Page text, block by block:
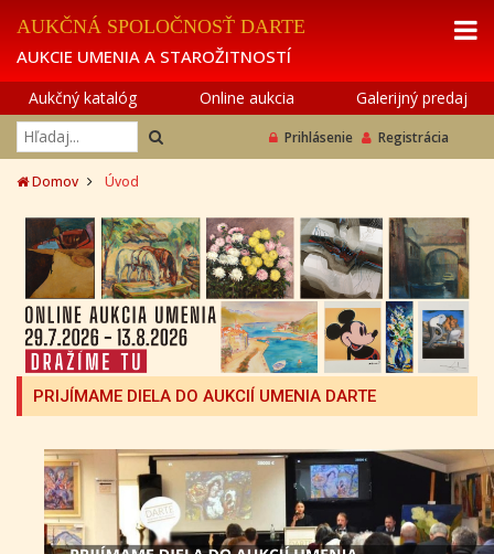
AUKČNÁ SPOLOČNOSŤ DARTE
AUKCIE UMENIA A STAROŽITNOSTÍ
Aukčný katalóg Online aukcia Galerijný predaj
Prihlásenie Registrácia
Domov Úvod
PRIJÍMAME DIELA DO AUKCIÍ UMENIA DARTE